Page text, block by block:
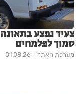
צעיר נפצע
סמוך לפלמחים
מערכת האתר 01.08.26